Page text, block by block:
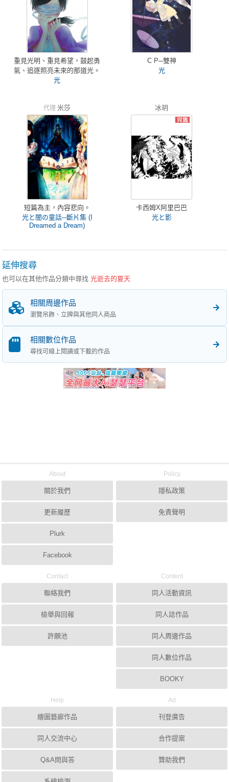
重見光明、重見希望，鼓起勇
氣、追逐照亮未來的那道光。
光
C P─雙神
光
代理 米莎
短篇為主，內容悲向。
光と闇の童話─斷片集 (I
Dreamed a Dream)
冰玥
卡西姆X阿里巴巴
光と影
延伸搜尋
也可以在其他作品分類中尋找光逝去的夏天
相關周邊作品
瀏覽吊飾、立牌與其他同人商品
相關數位作品
尋找可線上閱讀或下載的作品
About
關於我們
更新履歷
Plurk
Facebook
Policy
隱私政策
免責聲明
Contact
聯絡我們
檢舉與回報
許願池
Content
同人活動資訊
同人誌作品
同人周邊作品
同人數位作品
BOOKY
Help
繪圖藝廊作品
同人交流中心
Q&A問與答
Ad
刊登廣告
合作提案
贊助我們